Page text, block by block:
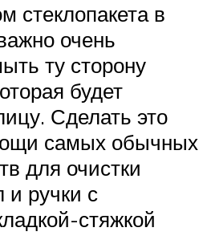
стеклопакета в
очень
ту сторону
будет
Сделать это
самых обычных
для очистки
и ручки с
стяжкой